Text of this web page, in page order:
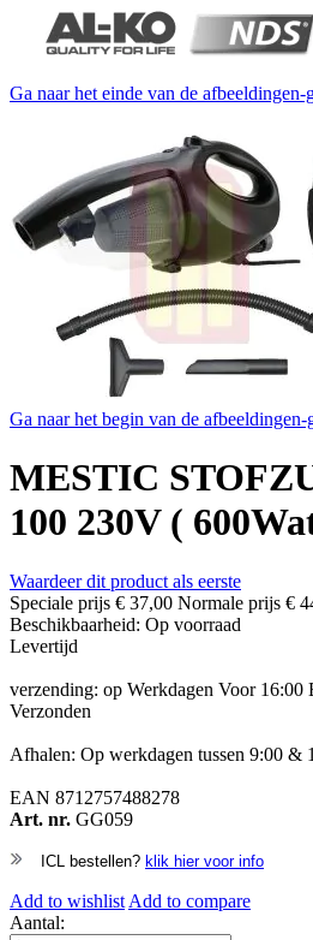
Ga naar het einde van de afbeeldingen-
Ga naar het begin van de afbeeldingen-
MESTIC
100 230V (
Waardeer dit product als eerste
Speciale prijs € 37,00 Normale prijs €
Beschikbaarheid: Op voorraad
Levertijd
verzending: op Werkdagen Voor 16:00
Verzonden
Afhalen: Op werkdagen tussen 9:00 &
EAN 8712757488278
Art. nr. GG059
ICL bestellen? klik hier voor info
Add to wishlist Add to compare
Aantal: